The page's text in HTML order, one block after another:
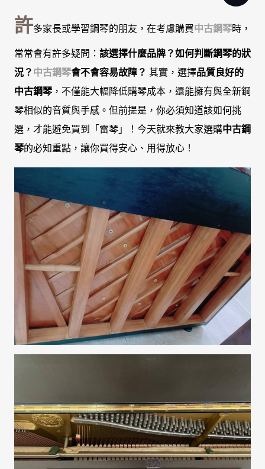
許多家長或學習鋼琴的朋友，在考慮購買中古鋼琴時，
常常會有許多疑問： 該選擇什麼品牌？如何判斷鋼琴的狀
況？ 中古鋼琴會不會容易故障？ 其實，選擇品質良好的
中古鋼琴，不僅能大幅降低購琴成本，還能擁有與全新鋼
琴相似的音質與手感。但前提是，你必須知道該如何挑
選，才能避免買到「雷琴」！今天就來教大家選購中古鋼
琴的必知重點，讓你買得安心、用得放心！